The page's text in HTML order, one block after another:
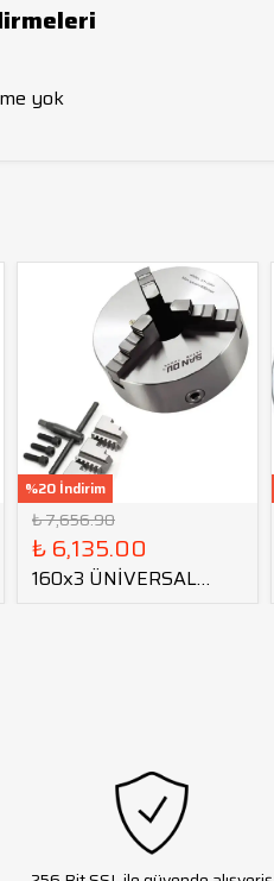
yok
%20 İndirim
₺ 7,656.90
₺ 6,135.00
160x3 ÜNİVERSAL